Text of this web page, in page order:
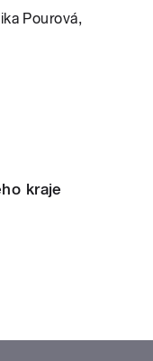
Pourová,
kraje